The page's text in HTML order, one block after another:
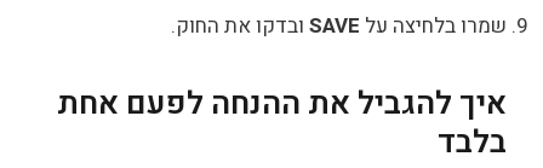
שמרו בלחיצה על SAVE ובדקו את החוק.
איך להגביל את ההנחה לפעם אחת
בלבד